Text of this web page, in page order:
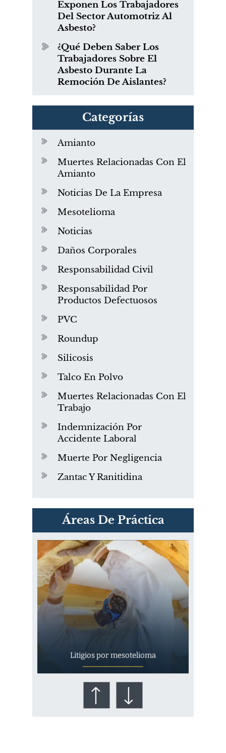
Exponen Los Trabajadores
Del Sector Automotriz Al
Asbesto?
¿Qué Deben Saber Los
Trabajadores Sobre El
Asbesto Durante La
Remoción De Aislantes?
Categorías
Amianto
Muertes Relacionadas Con El
Amianto
Noticias De La Empresa
Mesotelioma
Noticias
Daños Corporales
Responsabilidad Civil
Responsabilidad Por
Productos Defectuosos
PVC
Roundup
Silicosis
Talco En Polvo
Muertes Relacionadas Con El
Trabajo
Indemnización Por
Accidente Laboral
Muerte Por Negligencia
Zantac Y Ranitidina
Áreas De Práctica
PVC Cloruro de polivinilo
Exposición
Litigios por mesotelioma